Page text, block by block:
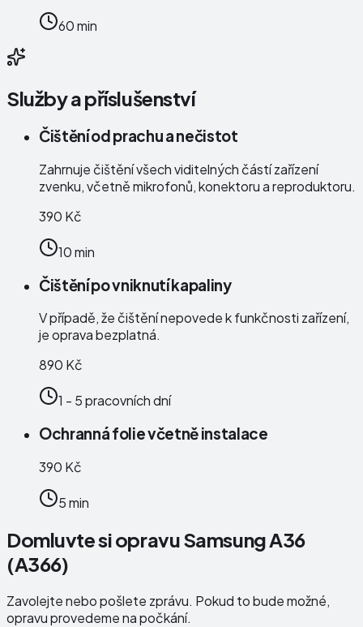
60 min
Služby a příslušenství
Čištění od prachu a nečistot
Zahrnuje čištění všech viditelných částí zařízení
zvenku, včetně mikrofonů, konektoru a reproduktoru.
390 Kč
10 min
Čištění po vniknutí kapaliny
V případě, že čištění nepovede k funkčnosti zařízení,
je oprava bezplatná.
890 Kč
1 - 5 pracovních dní
Ochranná folie včetně instalace
390 Kč
5 min
Domluvte si opravu Samsung A36
(A366)
Zavolejte nebo pošlete zprávu. Pokud to bude možné,
opravu provedeme na počkání.